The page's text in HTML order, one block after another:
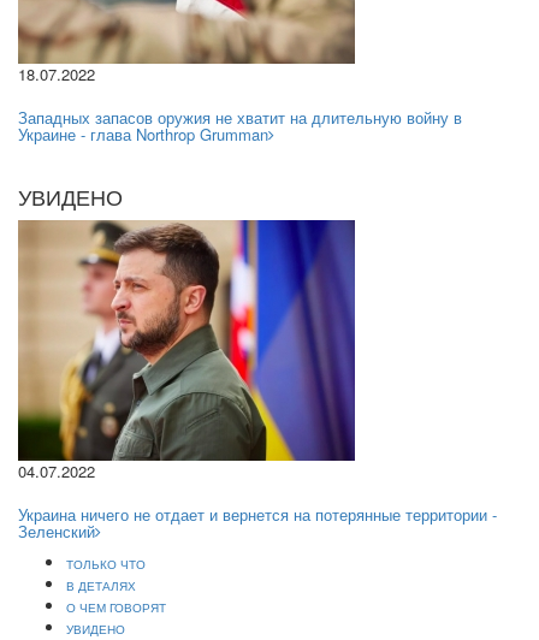
18.07.2022
Западных запасов оружия не хватит на длительную войну в
Украине - глава Northrop Grumman
УВИДЕНО
04.07.2022
Украина ничего не отдает и вернется на потерянные территории -
Зеленский
ТОЛЬКО ЧТО
В ДЕТАЛЯХ
О ЧЕМ ГОВОРЯТ
УВИДЕНО